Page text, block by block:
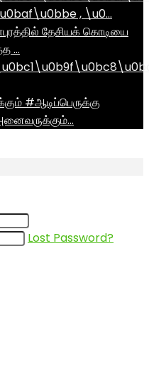
, \u0…
தேசியக் கொடியை
…
#ஆடிப்பெருக்கு
Lost Password?